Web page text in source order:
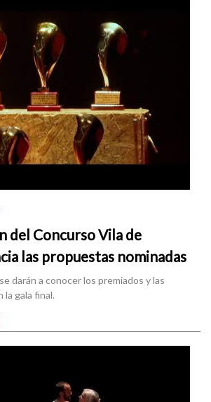
del Concurso Vila de
las propuestas nominadas
darán a conocer los premiados y las
la gala final.